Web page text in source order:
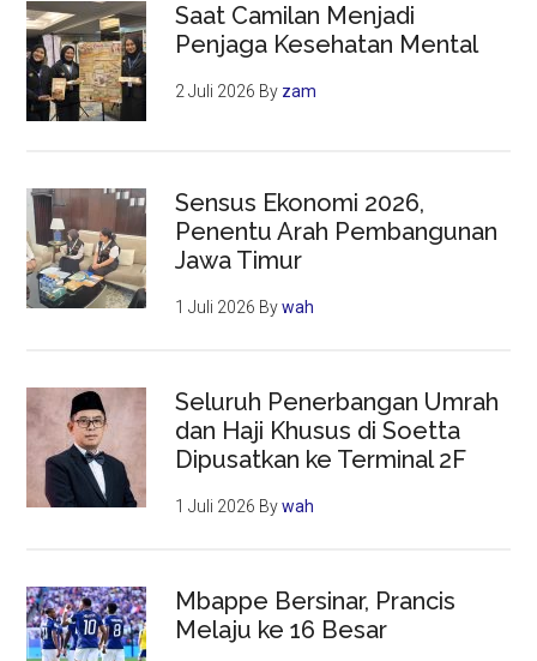
Saat Camilan Menjadi
Penjaga Kesehatan Mental
2 Juli 2026 By zam
Sensus Ekonomi 2026,
Penentu Arah Pembangunan
Jawa Timur
1 Juli 2026 Bywah
Seluruh Penerbangan Umrah
dan Haji Khusus di Soetta
Dipusatkan ke Terminal 2F
1 Juli 2026 Bywah
Mbappe Bersinar, Prancis
Melaju ke 16 Besar